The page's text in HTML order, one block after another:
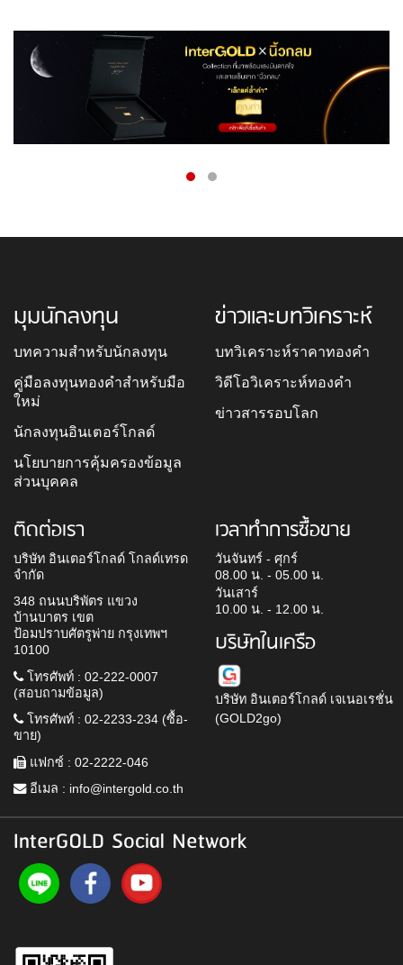
มุมนักลงทุน
บทความสำหรับนักลงทุน
คู่มือลงทุนทองคำสำหรับมือ
ใหม่
นักลงทุนอินเตอร์โกลด์
นโยบายการคุ้มครองข้อมูล
ส่วนบุคคล
ข่าวและบทวิเคราะห์
บทวิเคราะห์ราคาทองคำ
วิดีโอวิเคราะห์ทองคำ
ข่าวสารรอบโลก
ติดต่อเรา
บริษัท อินเตอร์โกลด์ โกลด์เทรด
จำกัด
348 ถนนบริพัตร แขวง
บ้านบาตร เขต
ป้อมปราบศัตรูพ่าย กรุงเทพฯ
10100
โทรศัพท์ : 02-222-0007
(สอบถามข้อมูล)
โทรศัพท์ : 02-2233-234 (ซื้อ-
ขาย)
แฟกซ์ : 02-2222-046
อีเมล : info@intergold.co.th
เวลาทำการซื้อขาย
วันจันทร์ - ศุกร์
08.00 น. - 05.00 น.
วันเสาร์
10.00 น. - 12.00 น.
บริษัทในเครือ
บริษัท อินเตอร์โกลด์ เจเนอเรชั่น
(GOLD2go)
InterGOLD Social Network